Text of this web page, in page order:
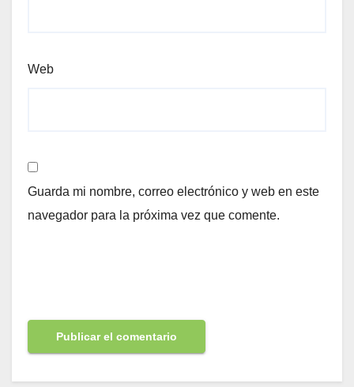
Web
Guarda mi nombre, correo electrónico y web en este
navegador para la próxima vez que comente.